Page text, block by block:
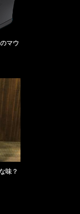
マウ
味？